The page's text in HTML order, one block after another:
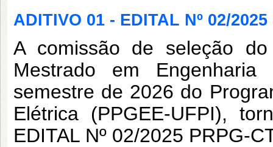
ADITIVO 01 - EDITAL Nº 02/
A comissão de seleção
Mestrado em
semestre de 2026 do
Elétrica (PPGEE-UFPI),
EDITAL Nº 02/2025 PRPG-